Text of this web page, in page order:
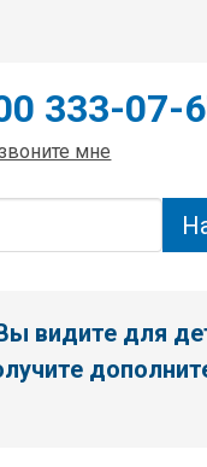
333-07-
мне
видите для